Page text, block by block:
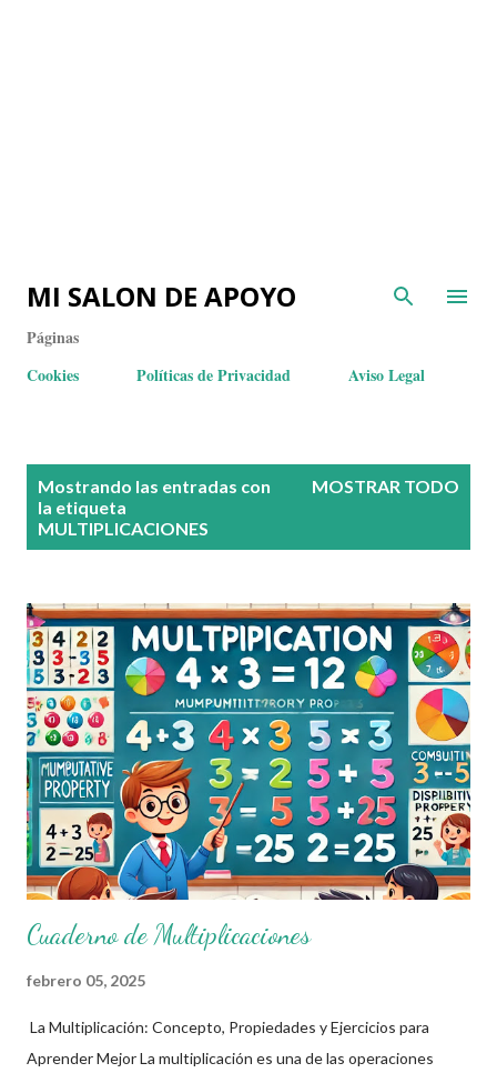
MI SALON DE APOYO
Páginas
Cookies
Políticas de Privacidad Aviso Legal
Mostrando las entradas con
la etiqueta
MULTIPLICACIONES
MOSTRAR TODO
Cuaderno de Multiplicaciones
febrero 05, 2025
La Multiplicación: Concepto, Propiedades y Ejercicios para
Aprender Mejor La multiplicación es una de las operaciones